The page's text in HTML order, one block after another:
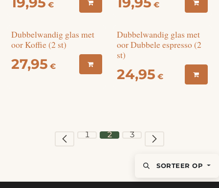
€ €
Dubbelwandig glas met
oor Koffie (2 st)
27,95 €
Dubbelwandig glas met
oor Dubbele espresso (2
st)
24,95 €
1 2 3
SORTEER OP